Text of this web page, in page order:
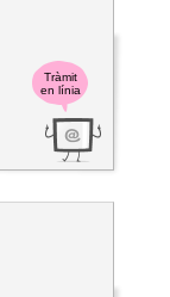
Tràmit
en línia